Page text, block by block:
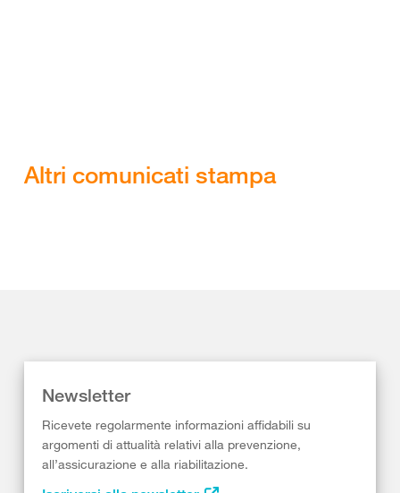
Altri comunicati stampa
Newsletter
Ricevete regolarmente informazioni affidabili su
argomenti di attualità relativi alla prevenzione,
all’assicurazione e alla riabilitazione.